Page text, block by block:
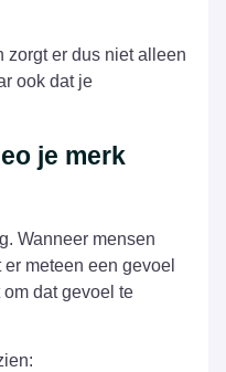
zorgt er dus niet alleen
ook dat je
je merk
Wanneer mensen
meteen een gevoel
dat gevoel te